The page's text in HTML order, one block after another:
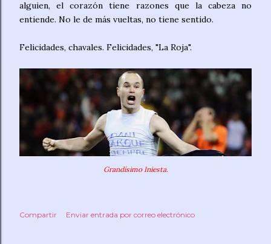
alguien, el corazón tiene razones que la cabeza no
entiende. No le de más vueltas, no tiene sentido.
Felicidades, chavales. Felicidades, "La Roja".
Grandísimo Iniesta.
Compartir Enviar entrada por correo electrónico